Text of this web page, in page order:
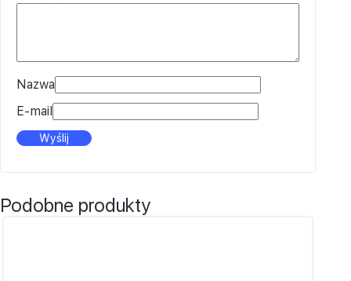
Nazwa
E-mail
Podobne produkty